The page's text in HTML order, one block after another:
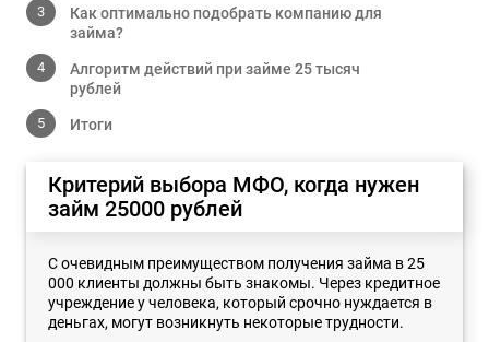
Как оптимально подобрать компанию для
займа?
Алгоритм действий при займе 25 тысяч
рублей
Итоги
Критерий выбора МФО, когда нужен
займ 25000 рублей
С очевидным преимуществом получения займа в 25
000 клиенты должны быть знакомы. Через кредитное
учреждение у человека, который срочно нуждается в
деньгах, могут возникнуть некоторые трудности.